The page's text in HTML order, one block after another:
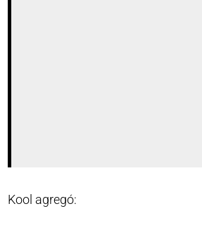
Kool agregó: